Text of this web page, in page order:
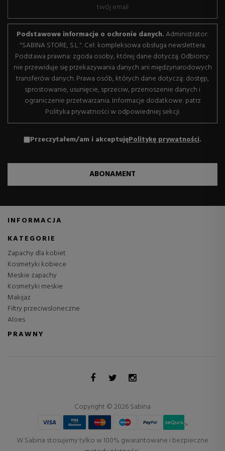
Podstawowe informacje o ochronie danych.Administrator:
"SABINA STORE, S.L.". Cel: kompleksowa obsługa newslettera.
Podstawa prawna: zgoda osoby, której dane dotyczą. Odbiorcy:
nie przewiduje się przekazywania danych ani międzynarodowych
transferów danych. Prawa osób, których dane dotyczą: dostęp,
sprostowanie, usunięcie, sprzeciw, przenoszenie danych i
ograniczenie przetwarzania. Informacje dodatkowe: patrz
Polityka prywatności w odpowiedniej sekcji.
Przeczytałem/am i akceptujęPolitykę prywatności.
ABONAMENT
INFORMACJA
KATEGORIE
Zapachy dla kobiet
Kosmetyki kobiece
Meskie zapachy
Kosmetyki meskie
Makijaz
Filtry przeciwsloneczne
Aloes
PRAWNY
Copyright © 2026 Sabina
>
W Sabina stosujemy tylko w 100% gwarantowane i bezpieczne